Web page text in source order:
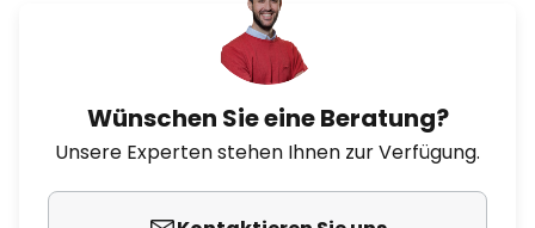
Wünschen Sie eine Beratung?
Unsere Experten stehen Ihnen zur Verfügung.